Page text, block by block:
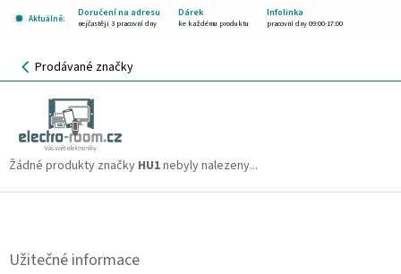
Aktuálně:
Doručení na adresu Dárek Infolinka
nejčastěji 3 pracovní dny ke každému produktu pracovní dny 09:00-17:00
NÁKUPNÍ
KOŠÍK
Prodávané značky
HU1
Žádné produkty značky HU1nebyly nalezeny...
Z
Užitečné informace